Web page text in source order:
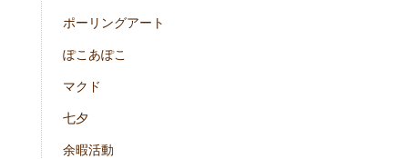
ポーリングアート
ぽこあぽこ
マクド
七夕
余暇活動